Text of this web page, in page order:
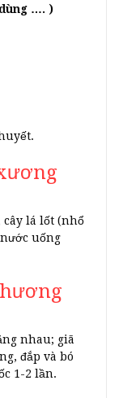
…. )
cây lá lốt (nhổ
uống
nhau; giã
đắp và bó
1-2 lần.